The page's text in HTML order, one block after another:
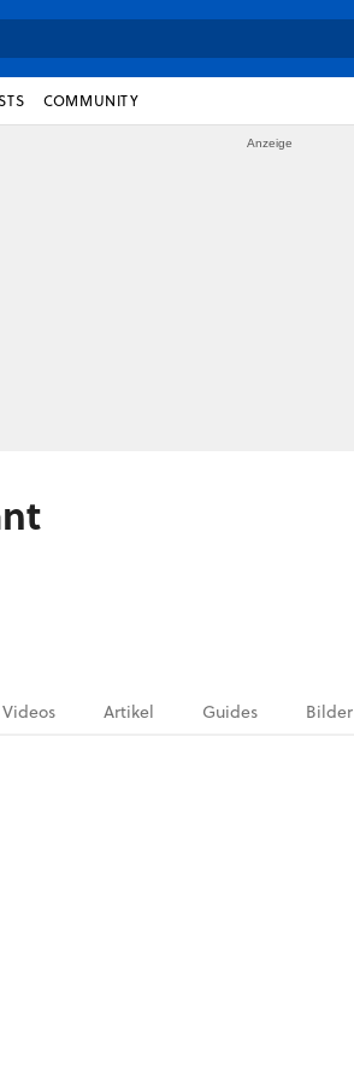
COMMUNITY
Videos Artikel Guides Bilder